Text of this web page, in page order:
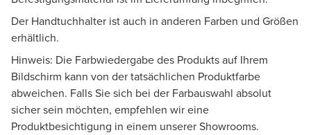
Der Handtuchhalter ist auch in anderen Farben und Größen
erhältlich.
Hinweis: Die Farbwiedergabe des Produkts auf Ihrem
Bildschirm kann von der tatsächlichen Produktfarbe
abweichen. Falls Sie sich bei der Farbauswahl absolut
sicher sein möchten, empfehlen wir eine
Produktbesichtigung in einem unserer Showrooms.